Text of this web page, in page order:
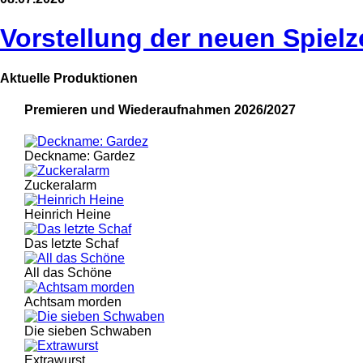
Vorstellung der neuen
Aktuelle Produktionen
Premieren und Wiederaufnahmen 2026/2027
Deckname: Gardez
Zuckeralarm
Heinrich Heine
Das letzte Schaf
All das Schöne
Achtsam morden
Die sieben Schwaben
Extrawurst